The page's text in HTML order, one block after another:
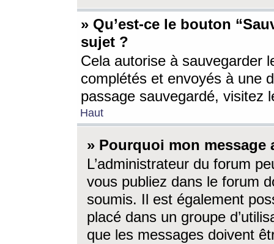
» Qu’est-ce le bouton
sujet ?
Cela autorise à sauvegarder
complétés et envoyés à une
passage sauvegardé, visitez
Haut
» Pourquoi mon message
L’administrateur du forum
vous publiez dans le forum
soumis. Il est également
placé dans un groupe
que les messages doivent